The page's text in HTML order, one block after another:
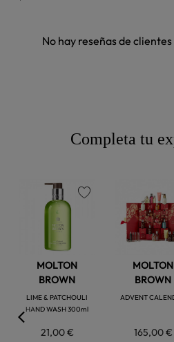
No hay reseñas de
Completa tu
MOLTON
BROWN
LIME & PATCHOULI
HAND WASH 300ml
21,00 €
MOLTON
BROWN
ADVENT
165,00 €